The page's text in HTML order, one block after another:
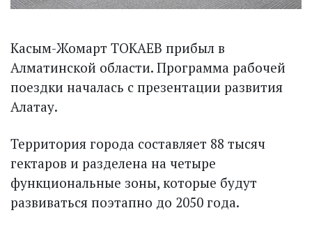
Касым-Жомарт ТОКАЕВ прибыл в
Алматинской области. Программа рабочей
поездки началась с презентации развития
Алатау.
Территория города составляет 88 тысяч
гектаров и разделена на четыре
функциональные зоны, которые будут
развиваться поэтапно до 2050 года.